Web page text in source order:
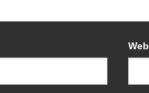
Web